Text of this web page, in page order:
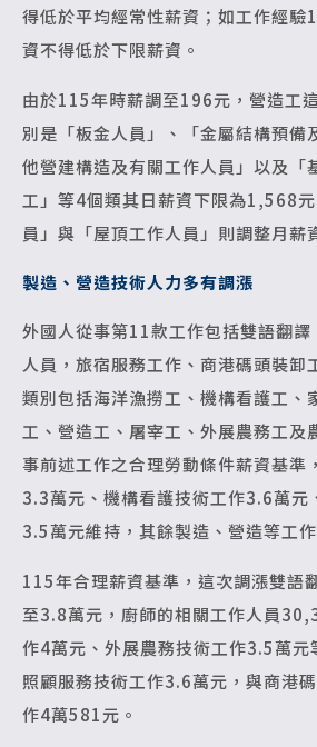
得低於平均經常性薪資；如工作經驗
資不得低於下限薪資。
由於115年時薪調至196元，營造工
別是「板金人員」、「金屬結構預備
他營建構造及有關工作人員」以及「
工」等4個類其日薪資下限為1,568
員」與「屋頂工作人員」則調整月薪
製造、營造技術人力多有調漲
外國人從事第11款工作包括雙語翻
人員，旅宿服務工作、商港碼頭裝卸
類別包括海洋漁撈工、機構看護工、
工、營造工、屠宰工、外展農務工及
事前述工作之合理勞動條件薪資基準
3.3萬元、機構看護技術工作3.6萬元
3.5萬元維持，其餘製造、營造等工
115年合理薪資基準，這次調漲雙語
至3.8萬元，廚師的相關工作人員
作4萬元、外展農務技術工作3.5萬元
照顧服務技術工作3.6萬元，與商港
作4萬581元。